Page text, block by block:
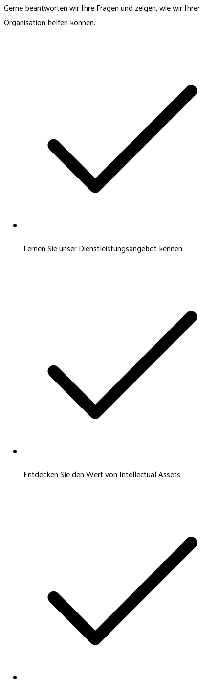
Gerne beantworten wir Ihre Fragen und zeigen, wie wir Ihrer
Organisation helfen können.
Lernen Sie unser Dienstleistungsangebot kennen
Entdecken Sie den Wert von Intellectual Assets